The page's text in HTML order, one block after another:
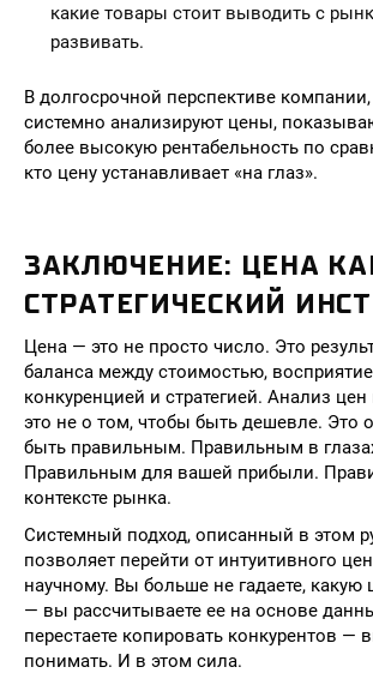
какие товары стоит выводить с
развивать.
В долгосрочной перспективе
системно анализируют цены,
более высокую рентабельность по
кто цену устанавливает «на глаз».
ЗАКЛЮЧЕНИЕ: ЦЕНА
СТРАТЕГИЧЕСКИЙ
Цена — это не просто число. Это
баланса между стоимостью,
конкуренцией и стратегией. Анализ
это не о том, чтобы быть дешевле. Это
быть правильным. Правильным в
Правильным для вашей прибыли.
контексте рынка.
Системный подход, описанный в этом
позволяет перейти от интуитивного
научному. Вы больше не гадаете, какую
— вы рассчитываете ее на основе
перестаете копировать конкурентов —
понимать. И в этом сила.